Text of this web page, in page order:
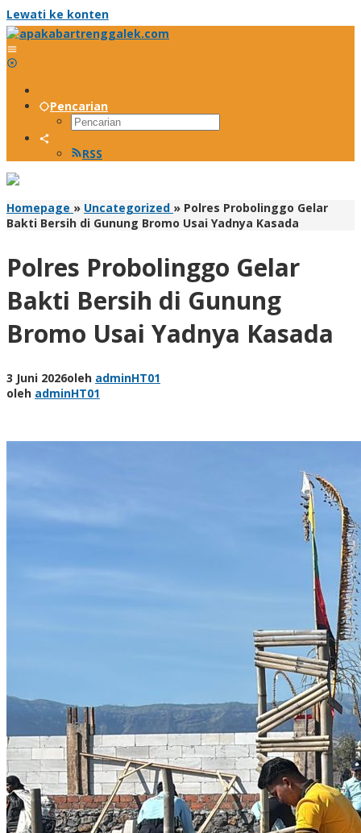
Lewati ke konten
Pencarian
RSS
Homepage » Uncategorized » Polres Probolinggo Gelar
Bakti Bersih di Gunung Bromo Usai Yadnya Kasada
Polres Probolinggo Gelar
Bakti Bersih di Gunung
Bromo Usai Yadnya Kasada
3 Juni 2026oleh adminHT01
oleh adminHT01